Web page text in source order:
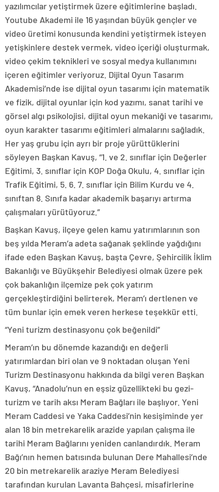
yazılımcılar yetiştirmek üzere eğitimlerine başladı.
Youtube Akademi ile 16 yaşından büyük gençler ve
video üretimi konusunda kendini yetiştirmek isteyen
yetişkinlere destek vermek, video içeriği oluşturmak,
video çekim teknikleri ve sosyal medya kullanımını
içeren eğitimler veriyoruz. Dijital Oyun Tasarım
Akademisi’nde ise dijital oyun tasarımı için matematik
ve fizik, dijital oyunlar için kod yazımı, sanat tarihi ve
görsel algı psikolojisi, dijital oyun mekaniği ve tasarımı,
oyun karakter tasarımı eğitimleri almalarını sağladık.
Her yaş grubu için ayrı bir proje yürüttüklerini
söyleyen Başkan Kavuş, “1. ve 2. sınıflar için Değerler
Eğitimi, 3. sınıflar için KOP Doğa Okulu, 4. sınıflar için
Trafik Eğitimi, 5. 6. 7. sınıflar için Bilim Kurdu ve 4.
sınıftan 8. Sınıfa kadar akademik başarıyı artırma
çalışmaları yürütüyoruz.”
Başkan Kavuş, ilçeye gelen kamu yatırımlarının son
beş yılda Meram’a adeta sağanak şeklinde yağdığını
ifade eden Başkan Kavuş, başta Çevre, Şehircilik İklim
Bakanlığı ve Büyükşehir Belediyesi olmak üzere pek
çok bakanlığın ilçemize pek çok yatırım
gerçekleştirdiğini belirterek, Meram’ı dertlenen ve
tüm bunlar için emek veren herkese teşekkür etti.
“Yeni turizm destinasyonu çok beğenildi”
Meram’ın bu dönemde kazandığı en değerli
yatırımlardan biri olan ve 9 noktadan oluşan Yeni
Turizm Destinasyonu hakkında da bilgi veren Başkan
Kavuş, “Anadolu’nun en eşsiz güzellikteki bu gezi-
turizm ve tarih aksı Meram Bağları ile başlıyor. Yeni
Meram Caddesi ve Yaka Caddesi’nin kesişiminde yer
alan 18 bin metrekarelik arazide yapılan çalışma ile
tarihi Meram Bağlarını yeniden canlandırdık. Meram
Bağı’nın hemen batısında bulunan Dere Mahallesi’nde
20 bin metrekarelik araziye Meram Belediyesi
tarafından kurulan Lavanta Bahçesi, misafirlerine